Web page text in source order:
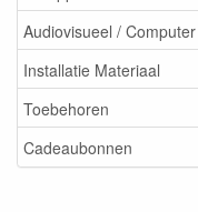
Audiovisueel / Computer
Installatie Materiaal
Toebehoren
Cadeaubonnen